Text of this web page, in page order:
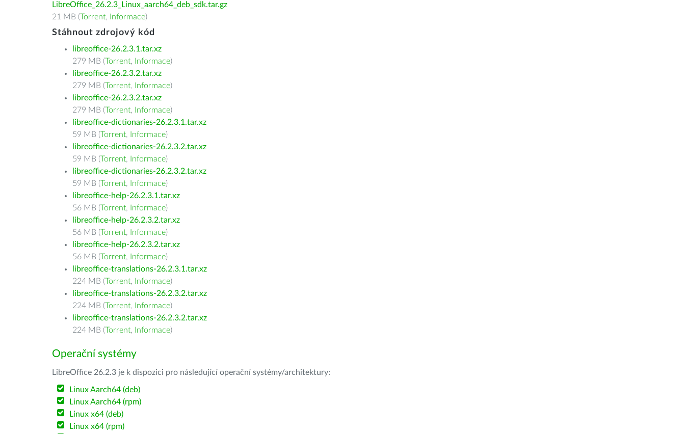
LibreOffice_26.2.3_Linux_aarch64_deb_sdk.tar.gz
21 MB (Torrent, Informace)
Stáhnout zdrojový kód
libreoffice-26.2.3.1.tar.xz
279 MB (Torrent, Informace)
libreoffice-26.2.3.2.tar.xz
279 MB (Torrent, Informace)
libreoffice-26.2.3.2.tar.xz
279 MB (Torrent, Informace)
libreoffice-dictionaries-26.2.3.1.tar.xz
59 MB (Torrent, Informace)
libreoffice-dictionaries-26.2.3.2.tar.xz
59 MB (Torrent, Informace)
libreoffice-dictionaries-26.2.3.2.tar.xz
59 MB (Torrent, Informace)
libreoffice-help-26.2.3.1.tar.xz
56 MB (Torrent, Informace)
libreoffice-help-26.2.3.2.tar.xz
56 MB (Torrent, Informace)
libreoffice-help-26.2.3.2.tar.xz
56 MB (Torrent, Informace)
libreoffice-translations-26.2.3.1.tar.xz
224 MB (Torrent, Informace)
libreoffice-translations-26.2.3.2.tar.xz
224 MB (Torrent, Informace)
libreoffice-translations-26.2.3.2.tar.xz
224 MB (Torrent, Informace)
Operační systémy
LibreOffice 26.2.3 je k dispozici pro následující operační systémy/architektury:
Linux Aarch64 (deb)
Linux Aarch64 (rpm)
Linux x64 (deb)
Linux x64 (rpm)